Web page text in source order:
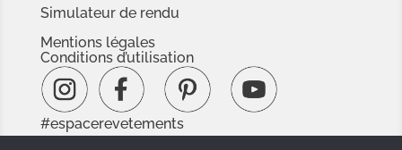
Simulateur de rendu
Mentions légales
Conditions d’utilisation
#espacerevetements